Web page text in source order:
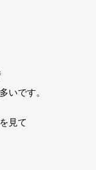
いです。
見て